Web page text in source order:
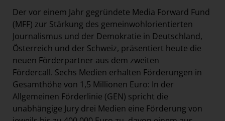
MEDIA
KONTAKT
Der vor einem Jahr gegründete Media Forward Fund
(MFF) zur Stärkung des gemeinwohlorientierten
Journalismus und der Demokratie in Deutschland,
Österreich und der Schweiz, präsentiert heute die
neuen Förderpartner aus dem zweiten
Fördercall. Sechs Medien erhalten Förderungen in
Gesamthöhe von 1,5 Millionen Euro: In der
Allgemeinen Förderlinie (GEN) spricht die
unabhängige Jury drei Medien eine Förderung von